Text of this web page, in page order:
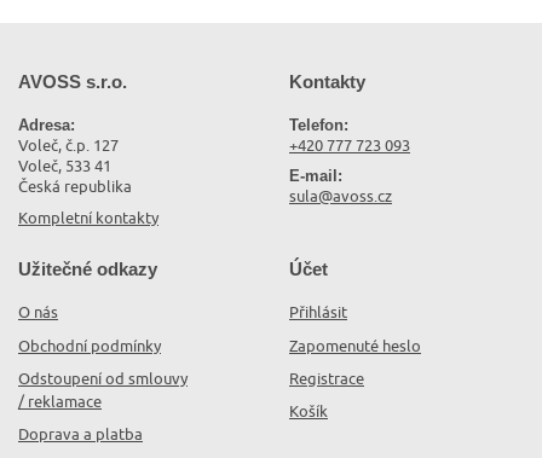
AVOSS s.r.o.
Adresa:
Voleč, č.p. 127
Voleč, 533 41
Česká republika
Kompletní kontakty
Kontakty
Telefon:
+420 777 723 093
E-mail:
sula@avoss.cz
Užitečné odkazy
O nás
Obchodní podmínky
Odstoupení od smlouvy
/ reklamace
Doprava a platba
Účet
Přihlásit
Zapomenuté heslo
Registrace
Košík